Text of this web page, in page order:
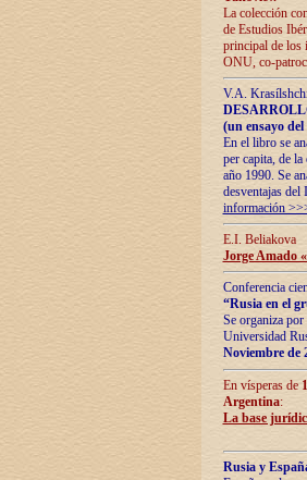
La colección
de Estudios
principal de los
ONU, co-
V.A.
(un ensayo
En el libro se
per capita, de
año 1990. Se
desventajas
información
E.I. Beliakova
Jorge Amado
Conferencia
“Rusia en el
Se organiza
Universidad
Noviembre de
En vísperas de
Argentina:
La base
Rusia y